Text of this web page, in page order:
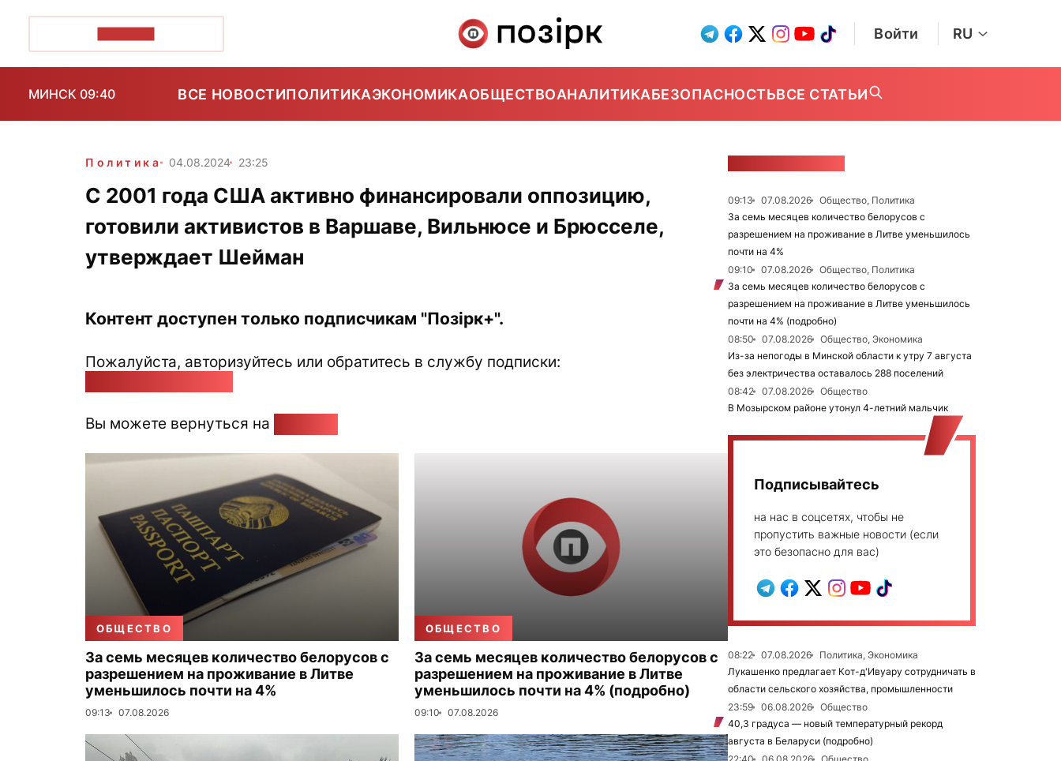
Войти RU
МИНСК 09:40 ВСЕ НОВОСТИПОЛИТИКАЭКОНОМИКАОБЩЕСТВОАНАЛИТИКАБЕЗОПАСНОСТЬВСЕ СТАТЬИ
Политика 04.08.2024 23:25
С 2001 года США активно финансировали оппозицию,
готовили активистов в Варшаве, Вильнюсе и Брюсселе,
утверждает Шейман
Контент доступен только подписчикам "Позірк+".
Пожалуйста, авторизуйтесь или обратитесь в службу подписки:
Вы можете вернуться на
ОБЩЕСТВО
За семь месяцев количество белорусов с
разрешением на проживание в Литве
уменьшилось почти на 4%
09:13 07.08.2026
ОБЩЕСТВО
За семь месяцев количество белорусов с
разрешением на проживание в Литве
уменьшилось почти на 4% (подробно)
09:10 07.08.2026
09:13 07.08.2026
Общество, Политика
За семь месяцев количество белорусов с
разрешением на проживание в Литве уменьшилось
почти на 4%
09:10
07.08.2026
Общество, Политика
За семь месяцев количество белорусов с
разрешением на проживание в Литве уменьшилось
почти на 4% (подробно)
08:50
07.08.2026
Общество, Экономика
Из-за непогоды в Минской области к утру 7 августа
без электричества оставалось 288 поселений
08:42
07.08.2026
Общество
В Мозырском районе утонул 4-летний мальчик
Подписывайтесь
на нас в соцсетях, чтобы не
пропустить важные новости (если
это безопасно для вас)
08:22 07.08.2026
Политика, Экономика
Лукашенко предлагает Кот-д'Ивуару сотрудничать в
области сельского хозяйства, промышленности
23:59
06.08.2026
Общество
40,3 градуса — новый температурный рекорд
августа в Беларуси (подробно)